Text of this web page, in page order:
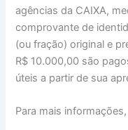
agências da CAIXA,
comprovante de
(ou fração) original e
R$ 10.000,00 são
úteis a partir de sua
Para mais